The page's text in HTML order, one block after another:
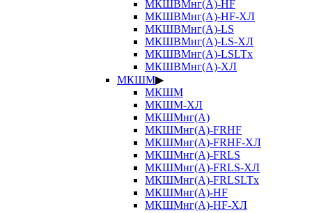
МКШВМнг(А)-HF
МКШВМнг(А)-HF-ХЛ
МКШВМнг(А)-LS
МКШВМнг(А)-LS-ХЛ
МКШВМнг(А)-LSLTx
МКШВМнг(А)-ХЛ
МКШМ▶
МКШМ
МКШМ-ХЛ
МКШМнг(А)
МКШМнг(А)-FRHF
МКШМнг(А)-FRHF-ХЛ
МКШМнг(А)-FRLS
МКШМнг(А)-FRLS-ХЛ
МКШМнг(А)-FRLSLTx
МКШМнг(А)-HF
МКШМнг(А)-HF-ХЛ